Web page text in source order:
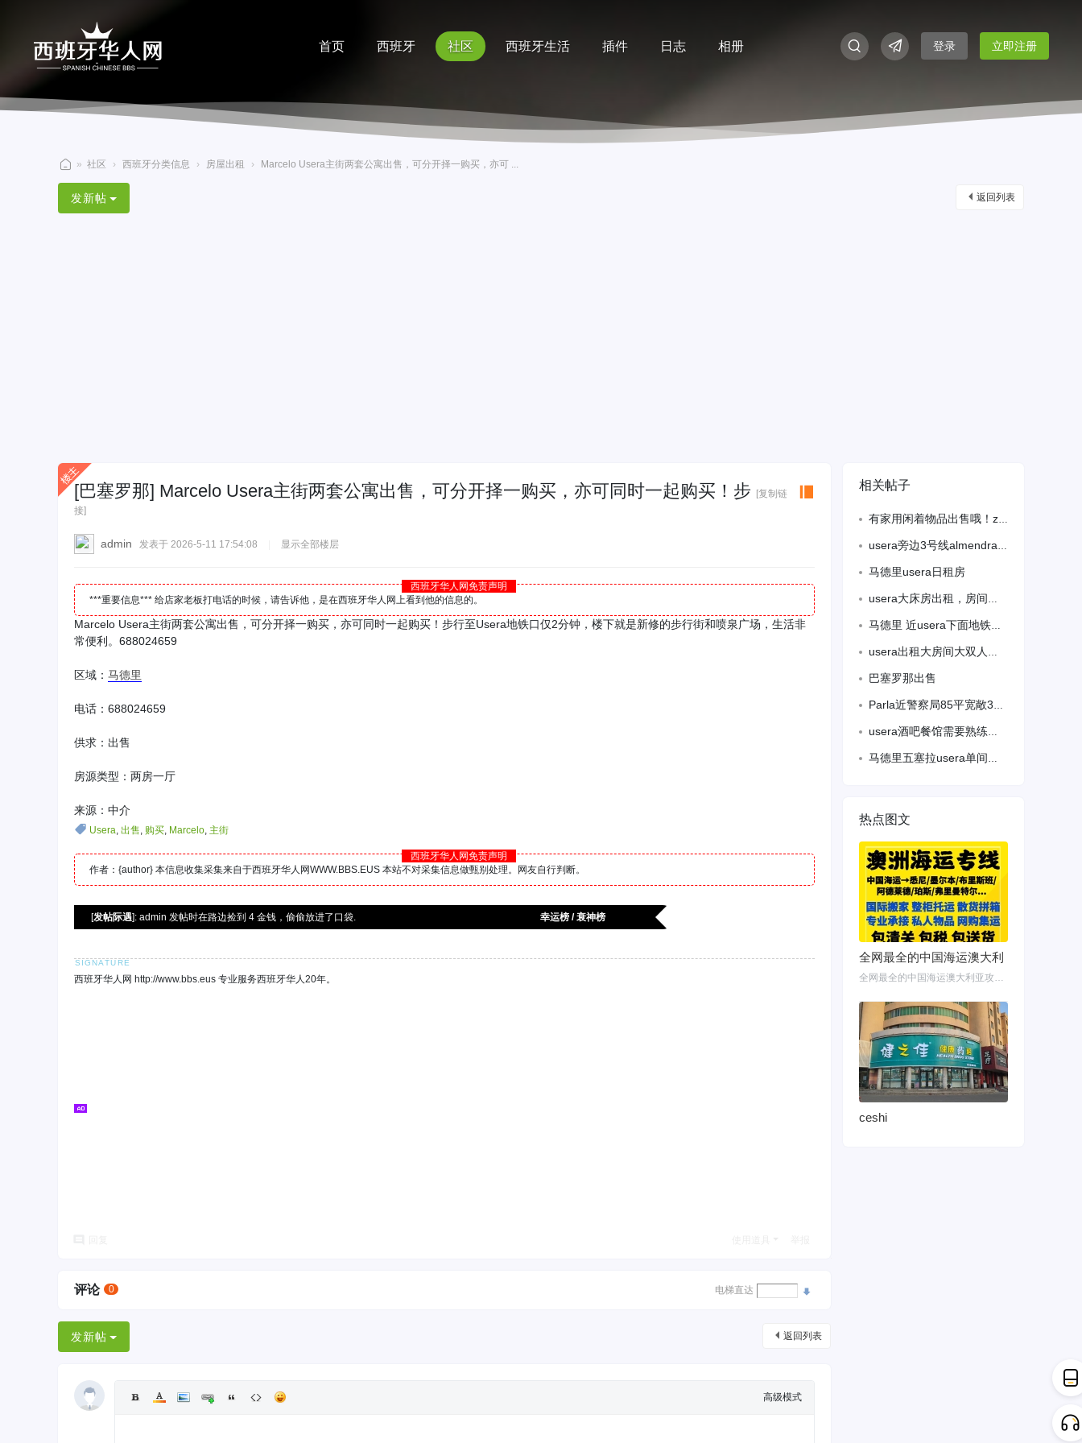
首页 西班牙 社区 西班牙生活 插件 日志 相册 登录 立即注册
西
班
» 社区 › 西班牙分类信息 › 房屋出租 › Marcelo Usera主街两套公寓出售，可分开择一购买，亦可 ...
返回列表
发新帖
[巴塞罗那] Marcelo Usera主街两套公寓出售，可分开择一购买，亦可同时一起购买！步
[复制链
接]
admin 发表于 2026-5-11 17:54:08 显示全部楼层
西班牙华人网免责声明
***重要信息*** 给店家老板打电话的时候，请告诉他，是在西班牙华人网上看到他的信息的。
Marcelo Usera主街两套公寓出售，可分开择一购买，亦可同时一起购买！步行至Usera地铁口仅2分钟，楼下就是新修的步行街和喷泉广场，生活非
常便利。688024659
区域： 马德里
电话：688024659
供求：出售
房源类型：两房一厅
来源：中介
Usera, 出售, 购买, Marcelo, 主街
西班牙华人网免责声明
作者：{author} 本信息收集采集来自于西班牙华人网WWW.BBS.EUS 本站不对采集信息做甄别处理。网友自行判断。
[发帖际遇]: admin 发帖时在路边捡到 4 金钱，偷偷放进了口袋. 幸运榜 / 衰神榜
西班牙华人网 http://www.bbs.eus 专业服务西班牙华人20年。
评论 0 电梯直达
返回列表
发新帖
高级模式
相关帖子
有家用闲着物品出售哦！zonafranca地铁10号线foneria站出口哦！感
usera旁边3号线almendrales地铁口，离地铁站1分钟，有女大单间出租
马德里usera日租房
usera大床房出租，房间干净卫生，安静阳光充足，单人租，有押金
马德里 近usera下面地铁口 1分钟 有客厅出租。长租短租 均可 住家人少
usera出租大房间大双人床但只租一个人，因为只有一个卫生间、人少干净阳光明媚通
巴塞罗那出售
Parla近警察局85平宽敞3房1卫出售！独立客厅可改4房，带阳台！3楼电梯！近
usera酒吧餐馆需要熟练跑堂，备居留， 会语言，
马德里五塞拉usera单间出租月租350压一付一离6号地铁线步行4分钟
热点图文
全网最全的中国海运澳大利
全网最全的中国海运澳大利亚攻略！细说如何把家具转运悉尼墨尔本布里斯班 国内网购
ceshi